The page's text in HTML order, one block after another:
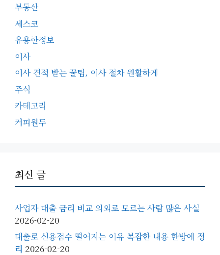
부동산
세스코
유용한정보
이사
이사 견적 받는 꿀팁, 이사 절차 원활하게
주식
카테고리
커피원두
최신 글
사업자 대출 금리 비교 의외로 모르는 사람 많은 사실
2026-02-20
대출로 신용점수 떨어지는 이유 복잡한 내용 한방에 정
리 2026-02-20